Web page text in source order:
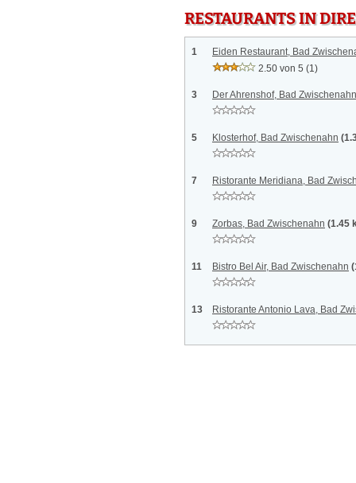
RESTAURANTS IN
1
Eiden Restaurant, Bad
2.50 von 5 (1)
3 Der Ahrenshof, Bad Zwischenahn
5 Klosterhof, Bad Zwischenahn
7 Ristorante Meridiana, Bad
9 Zorbas, Bad Zwischenahn (1.45
11 Bistro Bel Air, Bad Zwischenahn
13 Ristorante Antonio Lava, Bad